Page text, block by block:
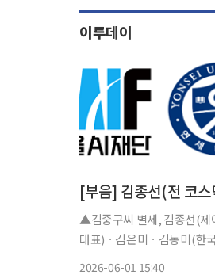
이투데이
[부음] 김종선(전 코
▲김중구씨 별세, 김종선(제
대표)ㆍ김은미ㆍ김동미(한
2026-06-01 15:40